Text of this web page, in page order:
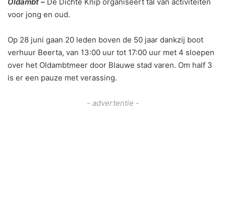
Oldambt – De Dichte Knip organiseert tal van activiteiten
voor jong en oud.
Op 28 juni gaan 20 leden boven de 50 jaar dankzij boot
verhuur Beerta, van 13:00 uur tot 17:00 uur met 4 sloepen
over het Oldambtmeer door Blauwe stad varen. Om half 3
is er een pauze met verassing.
- advertentie -